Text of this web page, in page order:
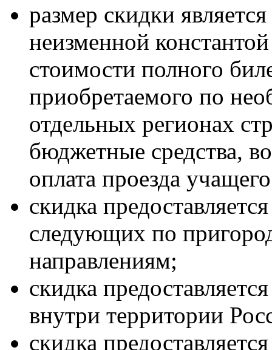
размер скидки
неизменной
стоимости полного
приобретаемого по
отдельных регионах
бюджетные средства,
оплата проезда
скидка
следующих по
направлениям;
скидка
внутри территории
скидка